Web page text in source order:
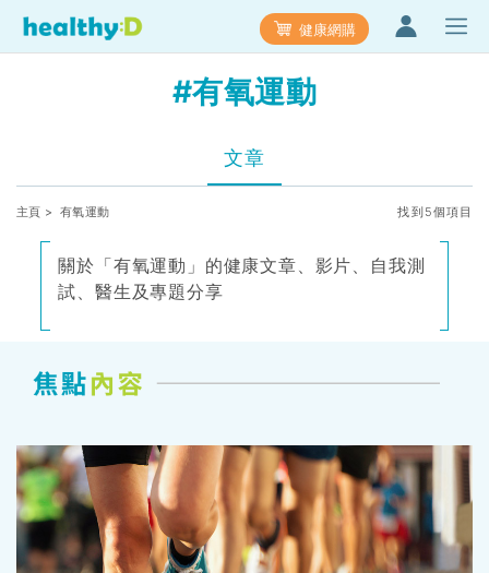
健康網購
#有氧運動
文章
主頁 > 有氧運動 找到5個項目
關於「有氧運動」的健康文章、影片、自我測
試、醫生及專題分享